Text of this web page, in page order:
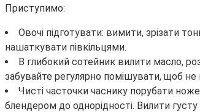
Приступимо:
Овочі підготувати: вимити, зрізати
нашаткувати півкільцями.
В глибокий сотейник вилити масло,
забувайте регулярно помішувати, щоб не
Чисті часточки часнику порубати
блендером до однорідності. Вилити густу